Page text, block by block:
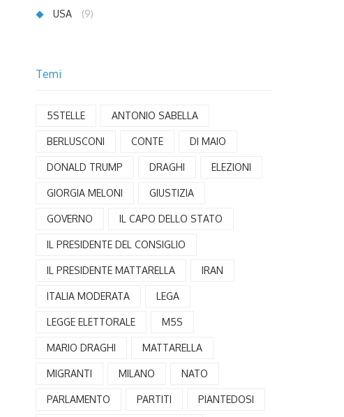
USA (9)
Temi
5STELLE ANTONIO SABELLA
BERLUSCONI CONTE DI MAIO
DONALD TRUMP DRAGHI ELEZIONI
GIORGIA MELONI GIUSTIZIA
GOVERNO IL CAPO DELLO STATO
IL PRESIDENTE DEL CONSIGLIO
IL PRESIDENTE MATTARELLA IRAN
ITALIA MODERATA LEGA
LEGGE ELETTORALE M5S
MARIO DRAGHI MATTARELLA
MIGRANTI MILANO NATO
PARLAMENTO PARTITI PIANTEDOSI